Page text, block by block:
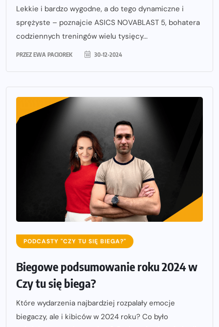
Lekkie i bardzo wygodne, a do tego dynamiczne i
sprężyste – poznajcie ASICS NOVABLAST 5, bohatera
codziennych treningów wielu tysięcy...
PRZEZ EWA PACIOREK 30-12-2024
PODCASTY "CZY TU SIĘ BIEGA?"
Biegowe podsumowanie roku 2024 w
Czy tu się biega?
Które wydarzenia najbardziej rozpalały emocje
biegaczy, ale i kibiców w 2024 roku? Co było